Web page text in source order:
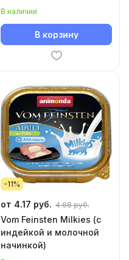
В наличии
В корзину
-11%
от 4.17 руб. 4.68 руб.
Vom Feinsten Milkies (с
индейкой и молочной
начинкой)